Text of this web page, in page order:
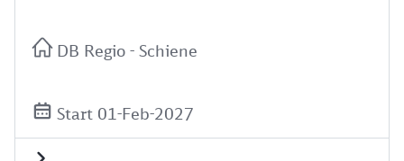
DB Regio - Schiene
Start 01-Feb-2027